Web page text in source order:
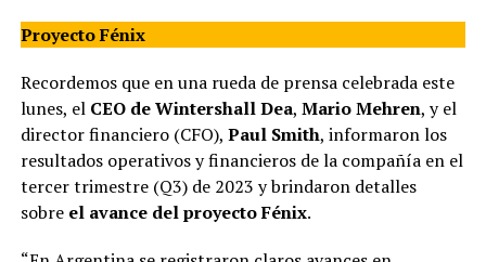
Proyecto Fénix
Recordemos que en una rueda de prensa celebrada este
lunes, el CEO de Wintershall Dea, Mario Mehren, y el
director financiero (CFO), Paul Smith, informaron los
resultados operativos y financieros de la compañía en el
tercer trimestre (Q3) de 2023 y brindaron detalles
sobreel avance del proyecto Fénix.